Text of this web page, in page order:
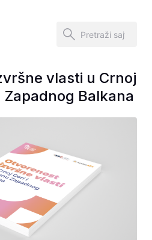
vlasti u Crnoj
Zapadnog Balkana